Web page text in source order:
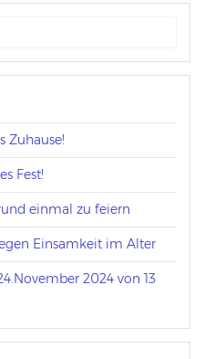
Zuhause!
Fest!
einmal zu feiern
Einsamkeit im Alter
2024 von 13